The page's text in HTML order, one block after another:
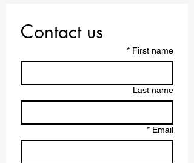
Contact us
First name
*
Last name
Email
*